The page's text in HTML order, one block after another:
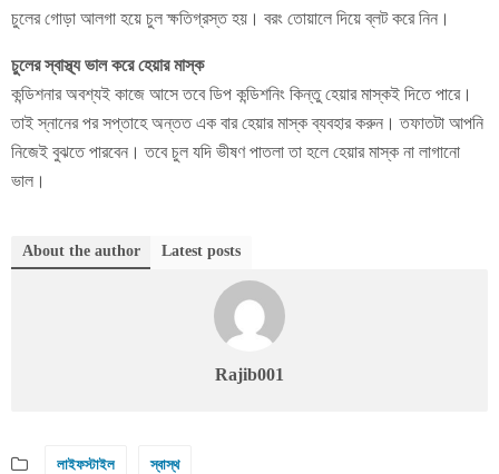
চুলের গোড়া আলগা হয়ে চুল ক্ষতিগ্রস্ত হয়। বরং তোয়ালে দিয়ে ব্লট করে নিন।
চুলের স্বাস্থ্য ভাল করে হেয়ার মাস্ক
কন্ডিশনার অবশ্যই কাজে আসে তবে ডিপ কন্ডিশনিং কিন্তু হেয়ার মাস্কই দিতে পারে।
তাই স্নানের পর সপ্তাহে অন্তত এক বার হেয়ার মাস্ক ব্যবহার করুন। তফাতটা আপনি
নিজেই বুঝতে পারবেন। তবে চুল যদি ভীষণ পাতলা তা হলে হেয়ার মাস্ক না লাগানো
ভাল।
About the author Latest posts
Rajib001
লাইফস্টাইল স্বাস্থ